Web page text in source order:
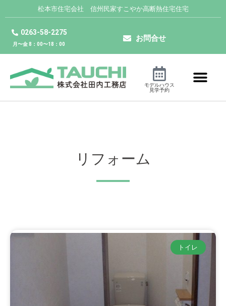
松本市住宅会社 信州民家すこやか高断熱住宅住宅
0263-58-2275
月〜金 8：00〜18：00
お問合せ
モデルハウス
見学予約
リフォーム
トイレ